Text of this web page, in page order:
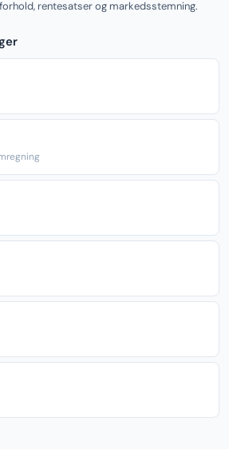
rentesatser og markedsstemning.